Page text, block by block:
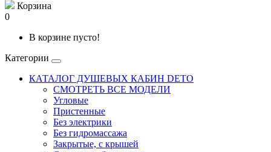
Корзина
0
В корзине пусто!
Категории
КАТАЛОГ ДУШЕВЫХ КАБИН DETO
СМОТРЕТЬ ВСЕ МОДЕЛИ
Угловые
Пристенные
Без электрики
Без гидромассажа
Закрытые, с крышей